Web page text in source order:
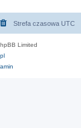
Strefa czasowa UTC
Limited